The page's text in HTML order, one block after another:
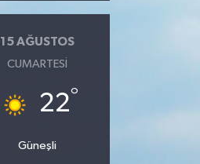
15 AĞUSTOS
CUMARTESI
22°
Güneşli